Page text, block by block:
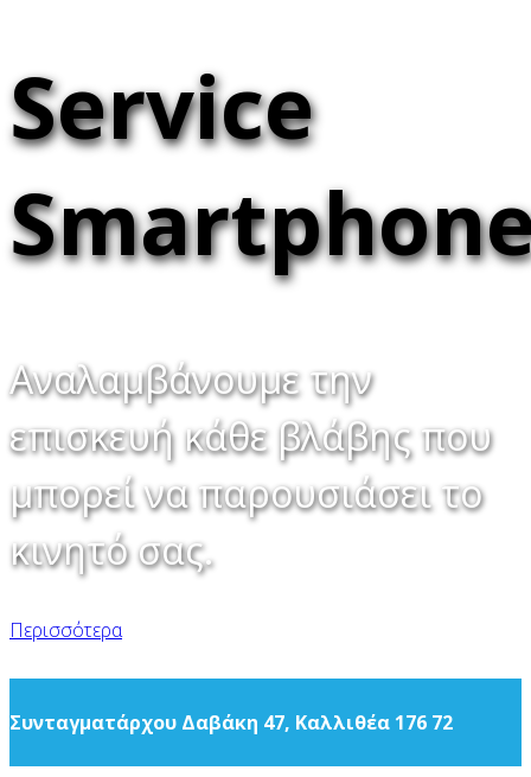
Service
Αναλαμβάνουμε την
επισκευή κάθε βλάβης που
μπορεί να παρουσιάσει το
κινητό σας.
Περισσότερα
Συνταγματάρχου Δαβάκη 47, Καλλιθέα 176 72